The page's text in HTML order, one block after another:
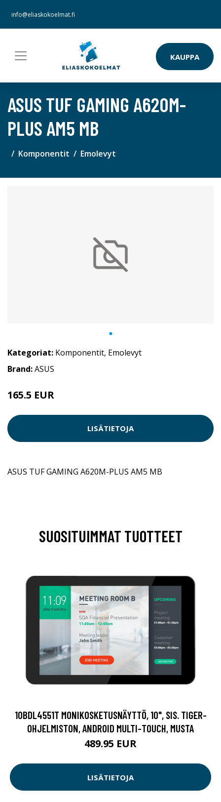
info@eliaskokoelmat.fi
KAUPPA
ASUS TUF GAMING A620M-
PLUS AM5 MB
Komponentit Emolevyt
Kategoriat: Komponentit, Emolevyt
Brand:ASUS
165.5 EUR
LISÄTIETOJA
ASUS TUF GAMING A620M-PLUS AM5 MB
SUOSITUIMMAT TUOTTEET
10BDL4551T MONIKOSKETUSNÄYTTÖ, 10", SIS. TIGER-
OHJELMISTON, ANDROID MULTI-TOUCH, MUSTA
489.95 EUR
LISÄTIETOJA